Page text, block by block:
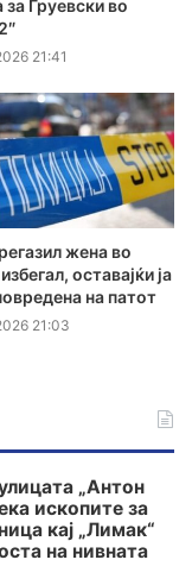
за Груевски во
21:41
жена во
оставајќи ја
на патот
21:03
„Антон
ископите за
кај „Лимак“
на нивната